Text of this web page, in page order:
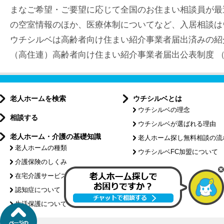
まなご希望・ご要望に応じて全国のお住まい相談員が
の空室情報のほか、医療体制についてなど、入居相談
ウチシルベは高齢者向け住まい紹介事業者届出済みの
（高住連）高齢者向け住まい紹介事業者届出公表制度
老人ホームを検索
相談する
老人ホーム・介護の基礎知識
老人ホームの種類
介護保険のしくみ
在宅介護サービスについて
認知症について
生活保護について
ウチシルベとは
ウチシルベの理念
ウチシルベが選ばれる理由
老人ホーム探し無料相談の流
ウチシルベFC加盟について
特集記事
介護コラム